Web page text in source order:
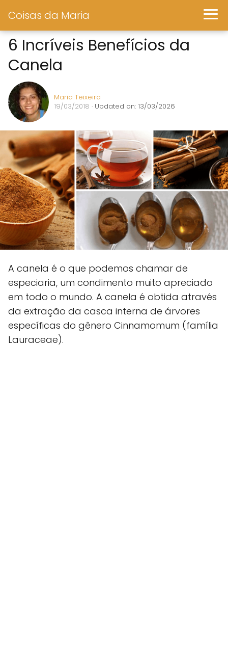
Coisas da Maria
6 Incríveis Benefícios da
Canela
Maria Teixeira
19/03/2018 · Updated on: 13/03/2026
A canela é o que podemos chamar de
especiaria, um condimento muito apreciado
em todo o mundo. A canela é obtida através
da extração da casca interna de árvores
específicas do gênero Cinnamomum (família
Lauraceae).